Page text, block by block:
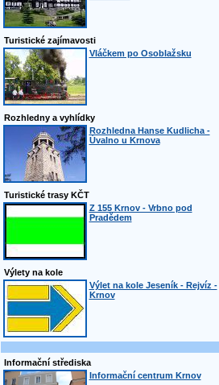
Turistické zajímavosti
Vláčkem po Osoblažsku
Rozhledny a vyhlídky
Rozhledna Hanse Kudlicha -
Úvalno u Krnova
Turistické trasy KČT
Z 155 Krnov - Vrbno pod
Pradědem
Výlety na kole
Výlet na kole Jeseník - Rejvíz -
Krnov
Informační střediska
Informační centrum Krnov